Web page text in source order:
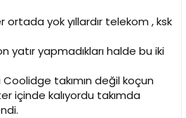
ortada yok yıllardır telekom , ksk
yatır yapmadıkları halde bu iki
Coolidge takımın değil koçun
içinde kalıyordu takımda